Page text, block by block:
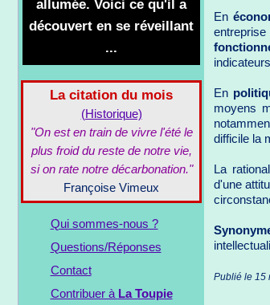
allumée. Voici ce qu'il a
découvert en se réveillant
...
La citation du mois
(Historique)
"On est en train de vivre l'été le
plus froid du reste de notre vie,
si on rate notre décarbonation."
Françoise Vimeux
Qui sommes-nous ?
Questions/Réponses
Contact
Contribuer à La Toupie
En
En
moyens
difficile la
La
d'une
Publié le 15